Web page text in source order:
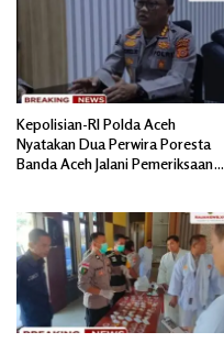
Kepolisian-RI Polda Aceh
Nyatakan Dua Perwira Poresta
Banda Aceh Jalani Pemeriksaan